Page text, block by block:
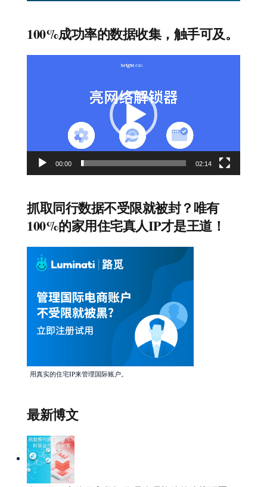
100%成功率的数据收集，触手可及。
00:00 02:14
抓取同行数据不受限就被封？唯有
100%的家用住宅真人IP才是王道！
用真实的住宅IP来管理国际账户。
最新博文